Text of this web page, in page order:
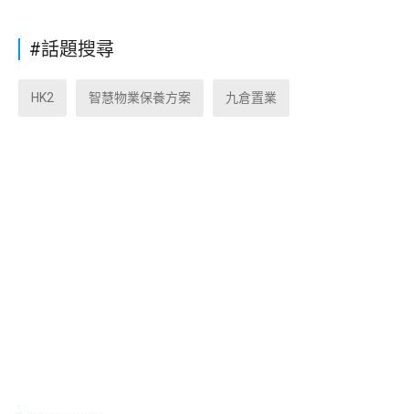
#話題搜尋
HK2 智慧物業保養方案 九倉置業